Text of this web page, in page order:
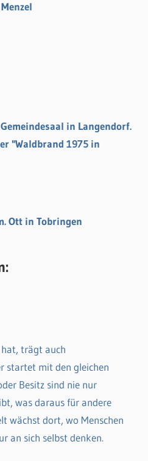
in Langendorf.
"Waldbrand 1975 in
Ott in Tobringen